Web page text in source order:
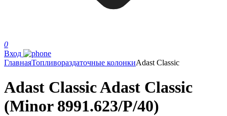
0
Вход
ГлавнаяТопливораздаточные колонкиAdast Classic
Adast Classic Adast Classic
(Minor 8991.623/P/40)